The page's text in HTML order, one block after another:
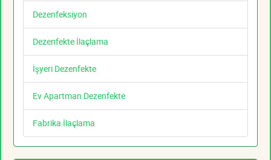
Dezenfeksiyon
Dezenfekte İlaçlama
İşyeri Dezenfekte
Ev Apartman Dezenfekte
Fabrika İlaçlama